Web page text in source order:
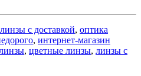
линзы с доставкой, оптика
, интернет-магазин
, цветные линзы, линзы с